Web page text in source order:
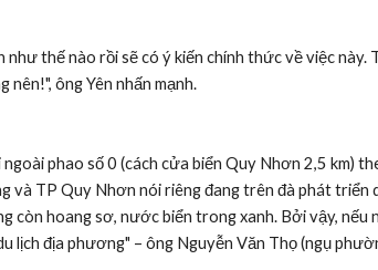
thế nào rồi sẽ có ý kiến chính thức về việc
nên!", ông Yên nhấn mạnh.
phao số 0 (cách cửa biển Quy Nhơn 2,5 km)
TP Quy Nhơn nói riêng đang trên đà phát triển
còn hoang sơ, nước biển trong xanh. Bởi vậy, nếu
lịch địa phương" – ông Nguyễn Văn Thọ (ngụ